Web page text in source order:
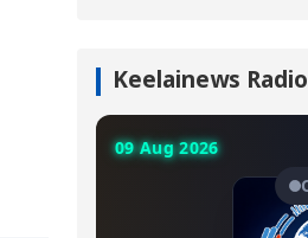
Keelainews Radio